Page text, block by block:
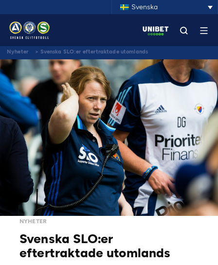
Svenska
Nyheter > Svenska SLO:er eftertraktade utomlands
NYHETER
Svenska SLO:er
eftertraktade utomlands